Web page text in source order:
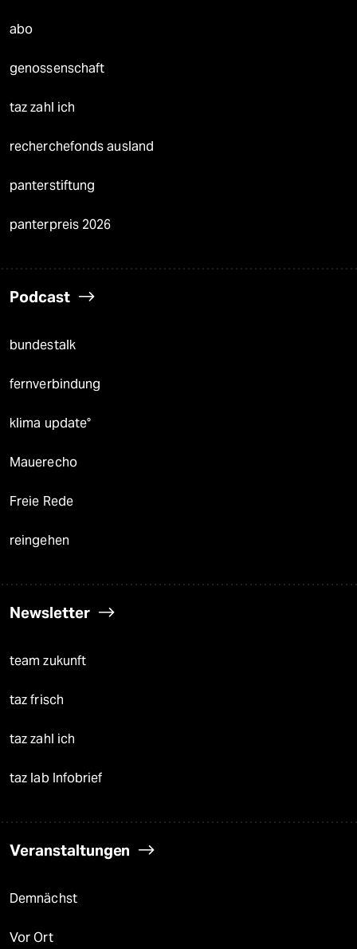
abo
genossenschaft
taz zahl ich
recherchefonds ausland
panterstiftung
panterpreis 2026
Podcast
bundestalk
fernverbindung
klima update°
Mauerecho
Freie Rede
reingehen
Newsletter
team zukunft
taz frisch
taz zahl ich
taz lab Infobrief
Veranstaltungen
Demnächst
Vor Ort